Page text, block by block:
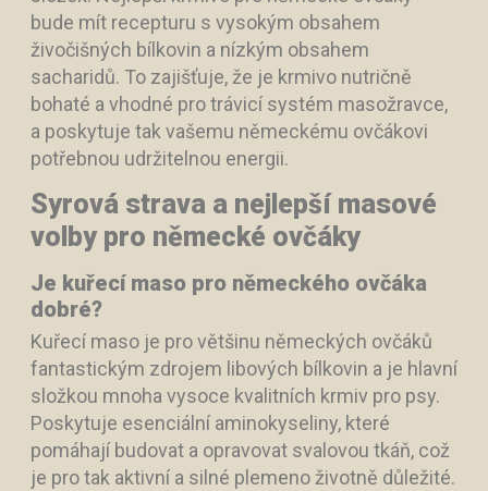
bude mít recepturu s vysokým obsahem
živočišných bílkovin a nízkým obsahem
sacharidů. To zajišťuje, že je krmivo nutričně
bohaté a vhodné pro trávicí systém masožravce,
a poskytuje tak vašemu německému ovčákovi
potřebnou udržitelnou energii.
Syrová strava a nejlepší masové
volby pro německé ovčáky
Je kuřecí maso pro německého ovčáka
dobré?
Kuřecí maso je pro většinu německých ovčáků
fantastickým zdrojem libových bílkovin a je hlavní
složkou mnoha vysoce kvalitních krmiv pro psy.
Poskytuje esenciální aminokyseliny, které
pomáhají budovat a opravovat svalovou tkáň, což
je pro tak aktivní a silné plemeno životně důležité.